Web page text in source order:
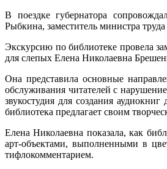
В поездке губернатора
Рыбкина, заместитель министра
Экскурсию по библиотеке провела
для слепых Елена Николаевна
Она представила основные
обслуживания читателей с
звукостудия для создания
библиотека предлагает своим
Елена Николаевна показала, как
арт-объектами, выполненными в
тифлокомментарием.